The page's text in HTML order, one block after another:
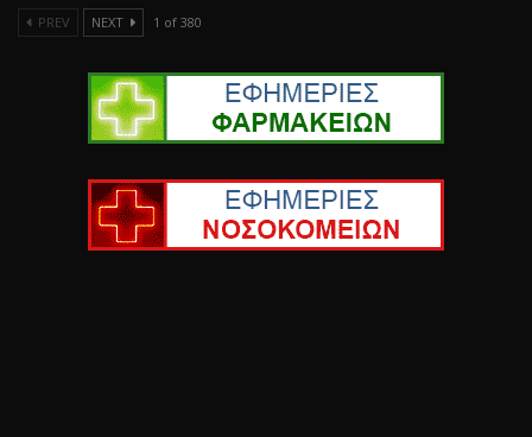
PREV NEXT 1 of 380